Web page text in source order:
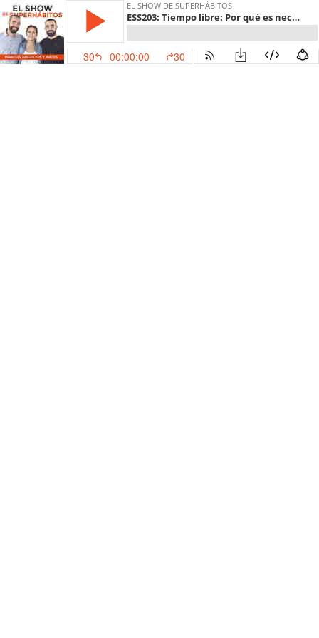
EL SHOW DE SUPERHÁBITOS
ESS203: Tiempo libre: Por qué es necesario cuando emprendes y cómo gestionarlo
30 00:00:00 30